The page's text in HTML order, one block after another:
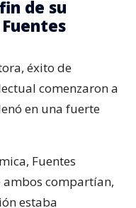
de su
éxito de
comenzaron a
en una fuerte
Fuentes
compartían,
estaba